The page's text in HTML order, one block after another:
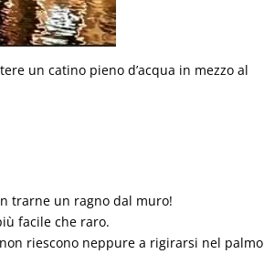
un catino pieno d’acqua in mezzo al
trarne un ragno dal muro!
facile che raro.
riescono neppure a rigirarsi nel palmo